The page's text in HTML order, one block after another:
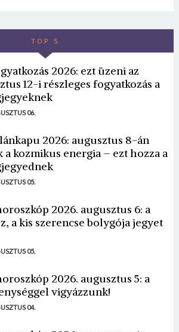
TOP 5
2026: ezt üzeni az
12-i részleges fogyatkozás a
06.
2026: augusztus 8-án
a kozmikus energia – ezt hozza a
05.
2026. augusztus 6: a
a kis szerencse bolygója jegyet
05.
2026. augusztus 5: a
vigyázzunk!
04.